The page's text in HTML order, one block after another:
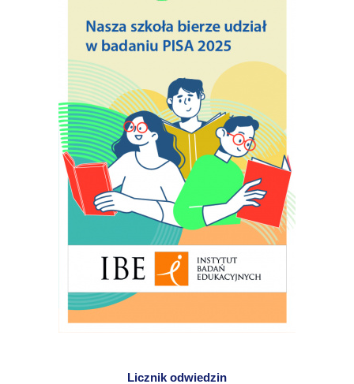
Licznik odwiedzin